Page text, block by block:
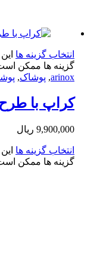
گزینه ها این محصول
ها ممکن است در
پوشاک,پوشاک زنانه
با طرح
ریال
گزینه ها این محصول
ها ممکن است در